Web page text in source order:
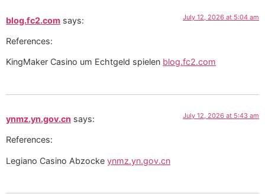
blog.fc2.com says: July 12, 2026 at 5:04 am
References:
KingMaker Casino um Echtgeld spielen blog.fc2.com
ynmz.yn.gov.cn says: July 12, 2026 at 5:43 am
References:
Legiano Casino Abzocke ynmz.yn.gov.cn